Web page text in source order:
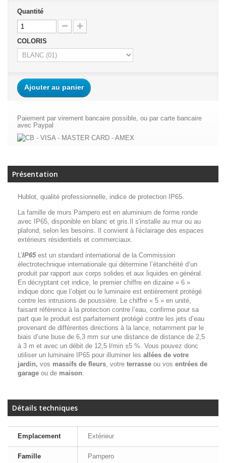
Quantité
COLORIS
Ajouter au panier
Paiement par virement bancaire possible, ou par carte bancaire
avec Paypal
Présentation
Hublot, qualité professionnelle, indice de protection IP65.
La famille de murs Pampero est en aluminium de forme ronde
avec IP65, disponible en blanc et gris.Il s'installe au mur ou au
plafond, selon les besoins. Il convient à l'éclairage des espaces
extérieurs résidentiels et commerciaux.
L’IP65est un standard international de la Commission
électrotechnique internationale qui détermine l’étanchéité d’un
produit par rapport aux corps solides et aux liquides en général.
En décryptant cet indice, le premier chiffre en dizaine « 6 »
indique donc que l’objet ou le luminaire est entièrement protégé
contre les intrusions de poussière. Le chiffre « 5 » en unité,
faisant référence à la protection contre l’eau, confirme pour sa
part que le produit est parfaitement protégé contre les jets d’eau
provenant de différentes directions à la lance, notamment par le
biais d’une buse de 6,3 mm sur une distance de distance de 2,5
à 3 m et avec un débit de 12,5 l/min ±5 %. Vous pouvez donc
utiliser un luminaire IP65 pour illuminer les allées de votre
jardin, vos massifs de fleurs, votre terrasse ou vos entrées de
garage ou de maison.
Détails techniques
Emplacement Extérieur
Famille Pampero